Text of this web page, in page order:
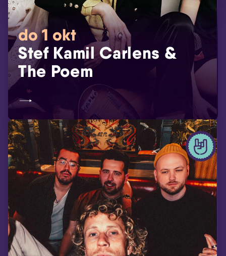
do 1 okt
Stef Kamil Carlens &
The Poem